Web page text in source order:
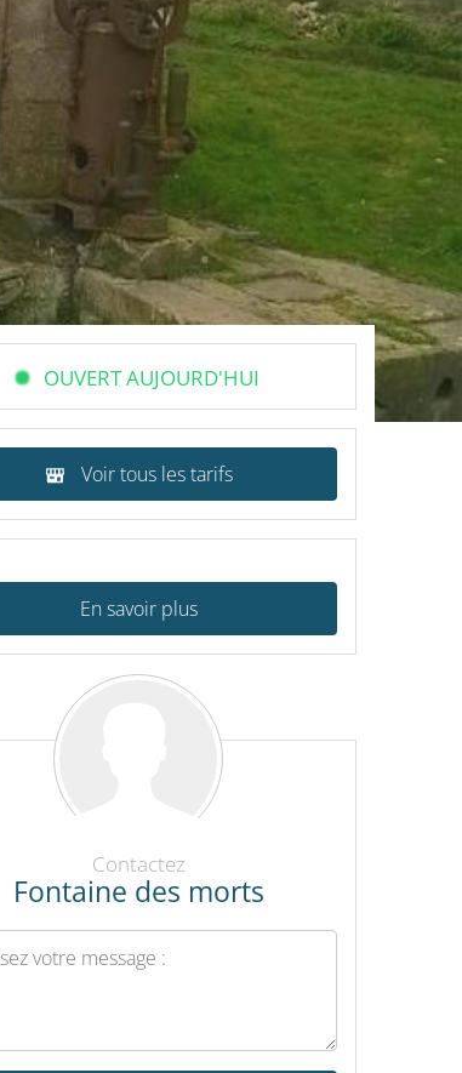
OUVERT AUJOURD'HUI
Voir tous les tarifs
En savoir plus
Contactez
Fontaine des morts